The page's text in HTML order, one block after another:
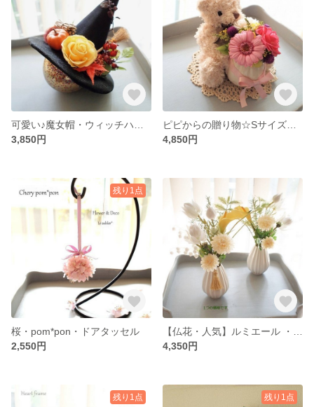
3,850円
4,850円
残り1点
桜・pom*pon・ドアタッセル
2,550円
4,350円
残り1点 残り1点